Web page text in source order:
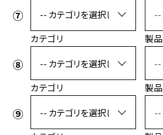
カテゴリ 製品
カテゴリ 製品